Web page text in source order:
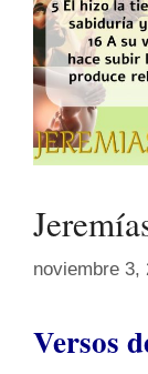
noviembre 3,
Versos